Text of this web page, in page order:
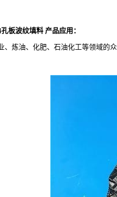
板波纹填料 产品应用：
油、化肥、石油化工等领域的众